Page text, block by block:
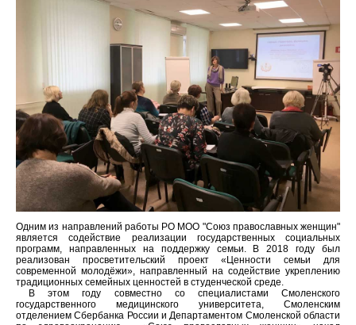
Одним из направлений работы РО МОО "Союз православных женщин"
является содействие реализации государственных социальных
программ, направленных на поддержку семьи. В 2018 году был
реализован просветительский проект «Ценности семьи для
современной молодёжи», направленный на содействие укреплению
традиционных семейных ценностей в студенческой среде.
В этом году совместно со специалистами Смоленского
государственного медицинского университета, Смоленским
отделением Сбербанка России и Департаментом Смоленской области